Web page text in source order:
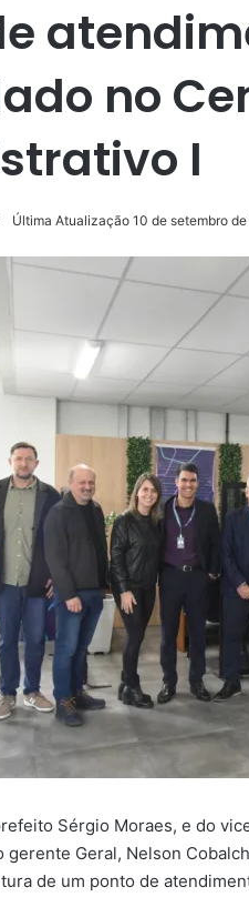
no
I
Última Atualização 10 de setembro
Sérgio Moraes, e do
gerente Geral, Nelson
de um ponto de